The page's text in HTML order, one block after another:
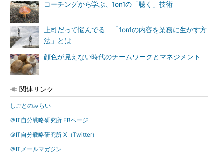
コーチングから学ぶ、1on1の「聴く」技術
上司だって悩んでる 「1on1の内容を業務に生かす方
法」とは
顔色が見えない時代のチームワークとマネジメント
関連リンク
しごとのみらい
＠IT自分戦略研究所 FBページ
＠IT自分戦略研究所 X（Twitter）
＠ITメールマガジン